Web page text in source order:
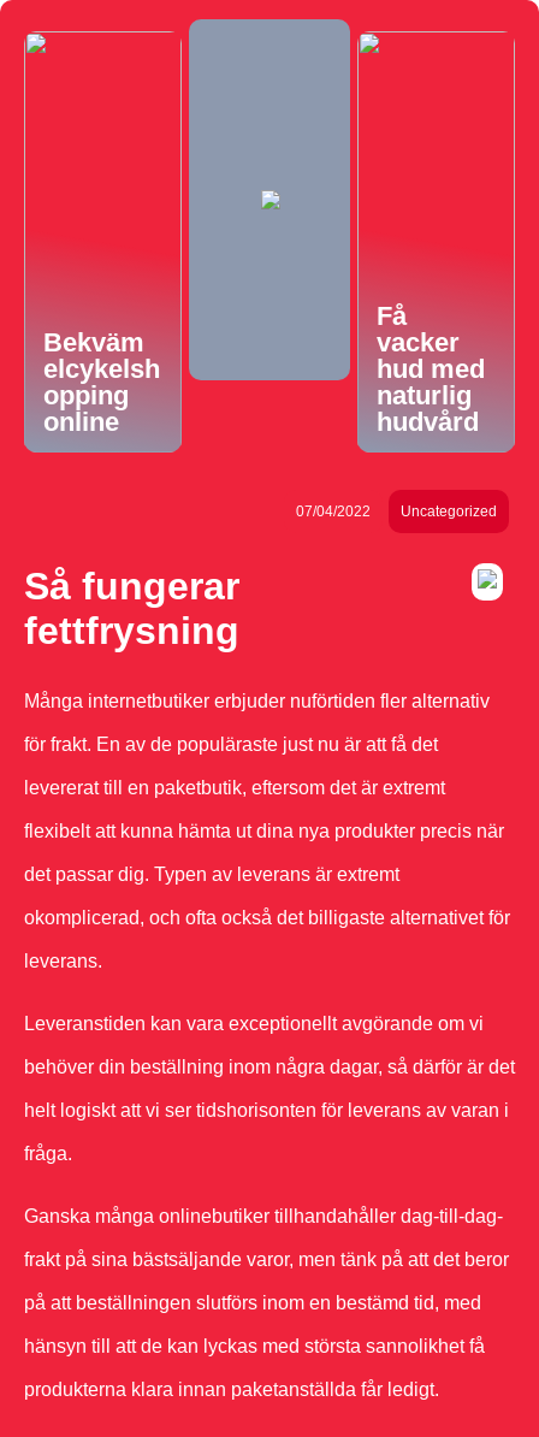
Bekväm
elcykelsh
opping
online
Få
vacker
hud med
naturlig
hudvård
07/04/2022 Uncategorized
Så fungerar
fettfrysning
Många internetbutiker erbjuder nuförtiden fler alternativ
för frakt. En av de populäraste just nu är att få det
levererat till en paketbutik, eftersom det är extremt
flexibelt att kunna hämta ut dina nya produkter precis när
det passar dig. Typen av leverans är extremt
okomplicerad, och ofta också det billigaste alternativet för
leverans.
Leveranstiden kan vara exceptionellt avgörande om vi
behöver din beställning inom några dagar, så därför är det
helt logiskt att vi ser tidshorisonten för leverans av varan i
fråga.
Ganska många onlinebutiker tillhandahåller dag-till-dag-
frakt på sina bästsäljande varor, men tänk på att det beror
på att beställningen slutförs inom en bestämd tid, med
hänsyn till att de kan lyckas med största sannolikhet få
produkterna klara innan paketanställda får ledigt.